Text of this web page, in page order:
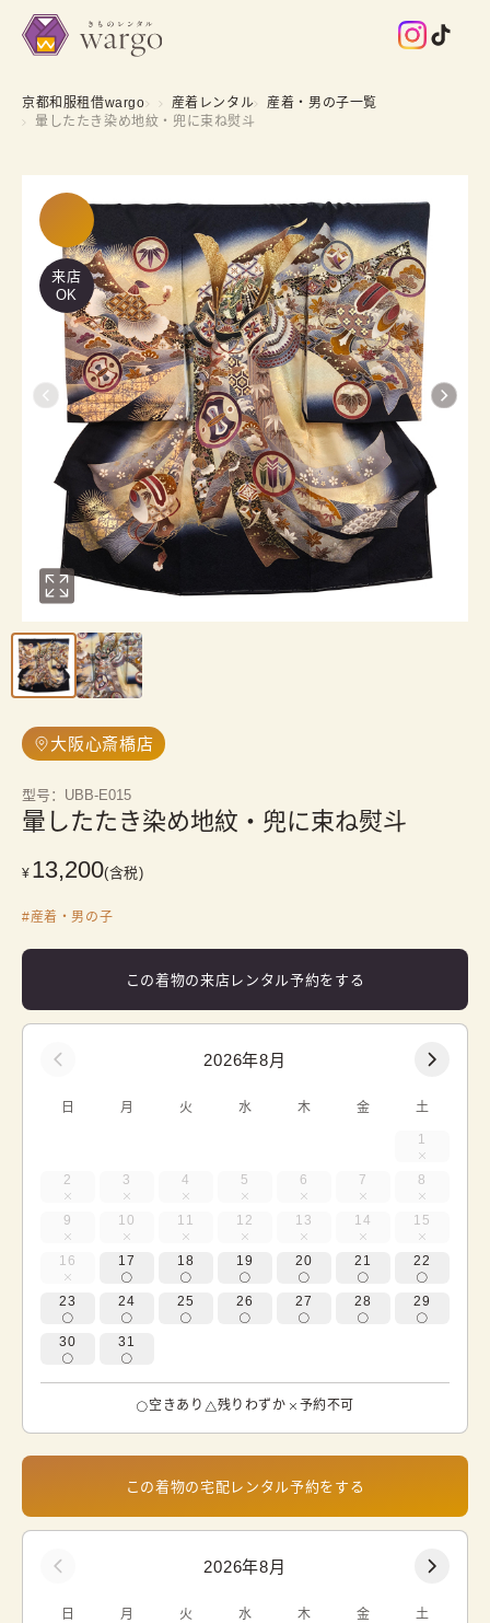
京都和服租借wargo 産着レンタル
産着・男の子一覧
暈したたき染め地紋・兜に束ね熨斗
来店
OK
大阪心斎橋店
型号 ： UBB-E015
暈したたき染め地紋・兜に束ね熨斗
¥ 13,200(含税)
#産着・男の子
この着物の来店レンタル予約をする
2026年8月
日 月 火 水 木 金 土
1
2 3 4 5 6 7 8
9 10 11 12 13 14 15
16 17 18 19 20 21 22
23 24 25 26 27 28 29
30 31
空きあり 残りわずか 予約不可
この着物の宅配レンタル予約をする
2026年8月
日 月 火 水 木 金 土